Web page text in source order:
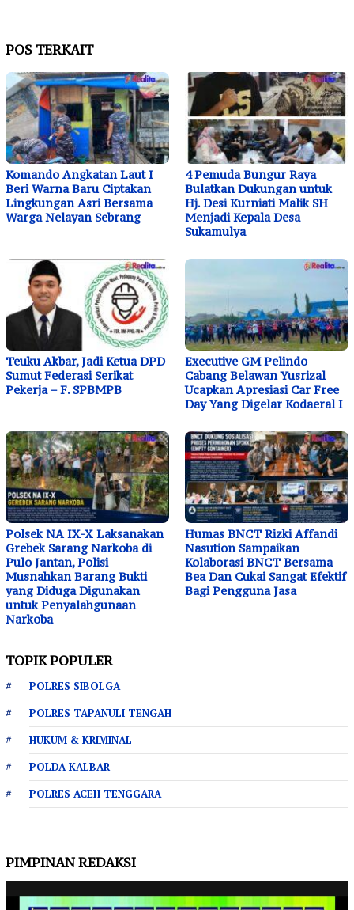
POS TERKAIT
Komando Angkatan Laut I
Beri Warna Baru Ciptakan
Lingkungan Asri Bersama
Warga Nelayan Sebrang
4 Pemuda Bungur Raya
Bulatkan Dukungan untuk
Hj. Desi Kurniati Malik SH
Menjadi Kepala Desa
Sukamulya
Teuku Akbar, Jadi Ketua DPD
Sumut Federasi Serikat
Pekerja – F. SPBMPB
Executive GM Pelindo
Cabang Belawan Yusrizal
Ucapkan Apresiasi Car Free
Day Yang Digelar Kodaeral I
Polsek NA IX-X Laksanakan
Grebek Sarang Narkoba di
Pulo Jantan, Polisi
Musnahkan Barang Bukti
yang Diduga Digunakan
untuk Penyalahgunaan
Narkoba
Humas BNCT Rizki Affandi
Nasution Sampaikan
Kolaborasi BNCT Bersama
Bea Dan Cukai Sangat Efektif
Bagi Pengguna Jasa
TOPIK POPULER
POLRES SIBOLGA
POLRES TAPANULI TENGAH
HUKUM & KRIMINAL
POLDA KALBAR
POLRES ACEH TENGGARA
PIMPINAN REDAKSI